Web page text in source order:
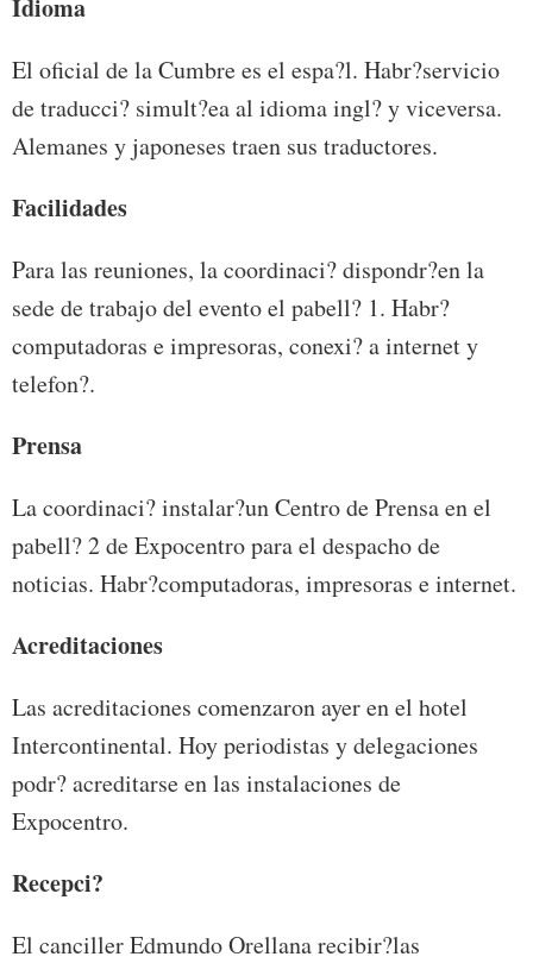
Idioma
El oficial de la Cumbre es el espa?l. Habr?servicio
de traducci? simult?ea al idioma ingl? y viceversa.
Alemanes y japoneses traen sus traductores.
Facilidades
Para las reuniones, la coordinaci? dispondr?en la
sede de trabajo del evento el pabell? 1. Habr?
computadoras e impresoras, conexi? a internet y
telefon?.
Prensa
La coordinaci? instalar?un Centro de Prensa en el
pabell? 2 de Expocentro para el despacho de
noticias. Habr?computadoras, impresoras e internet.
Acreditaciones
Las acreditaciones comenzaron ayer en el hotel
Intercontinental. Hoy periodistas y delegaciones
podr? acreditarse en las instalaciones de
Expocentro.
Recepci?
El canciller Edmundo Orellana recibir?las